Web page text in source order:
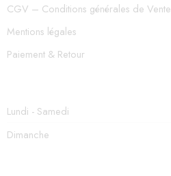
CGV – Conditions générales de Vente
Mentions légales
Paiement & Retour
Lundi - Samedi
Dimanche